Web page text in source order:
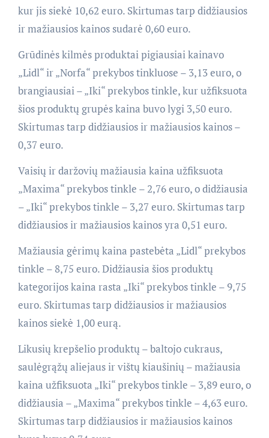
kur jis siekė 10,62 euro. Skirtumas tarp didžiausios
ir mažiausios kainos sudarė 0,60 euro.
Grūdinės kilmės produktai pigiausiai kainavo
„Lidl“ ir „Norfa“ prekybos tinkluose – 3,13 euro, o
brangiausiai – „Iki“ prekybos tinkle, kur užfiksuota
šios produktų grupės kaina buvo lygi 3,50 euro.
Skirtumas tarp didžiausios ir mažiausios kainos –
0,37 euro.
Vaisių ir daržovių mažiausia kaina užfiksuota
„Maxima“ prekybos tinkle – 2,76 euro, o didžiausia
– „Iki“ prekybos tinkle – 3,27 euro. Skirtumas tarp
didžiausios ir mažiausios kainos yra 0,51 euro.
Mažiausia gėrimų kaina pastebėta „Lidl“ prekybos
tinkle – 8,75 euro. Didžiausia šios produktų
kategorijos kaina rasta „Iki“ prekybos tinkle – 9,75
euro. Skirtumas tarp didžiausios ir mažiausios
kainos siekė 1,00 eurą.
Likusių krepšelio produktų – baltojo cukraus,
saulėgrąžų aliejaus ir vištų kiaušinių – mažiausia
kaina užfiksuota „Iki“ prekybos tinkle – 3,89 euro, o
didžiausia – „Maxima“ prekybos tinkle – 4,63 euro.
Skirtumas tarp didžiausios ir mažiausios kainos